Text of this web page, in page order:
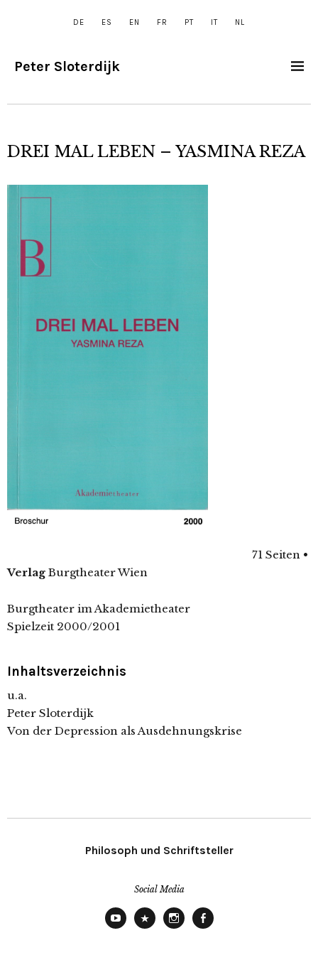
DE ES EN FR PT IT NL
Peter Sloterdijk
DREI MAL LEBEN – YASMINA REZA
71 Seiten •
Verlag Burgtheater Wien
Burgtheater im Akademietheater
Spielzeit 2000/2001
Inhaltsverzeichnis
u.a.
Peter Sloterdijk
Von der Depression als Ausdehnungskrise
Philosoph und Schriftsteller
Social Media